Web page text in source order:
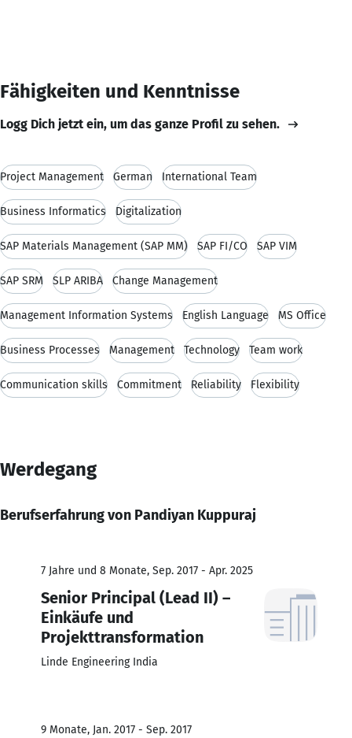
Fähigkeiten und Kenntnisse
Logg Dich jetzt ein, um das ganze Profil zu sehen.
Project Management German International Team
Business Informatics Digitalization
SAP Materials Management (SAP MM) SAP FI/CO SAP VIM
SAP SRM SLP ARIBA Change Management
Management Information Systems English Language MS Office
Business Processes Management Technology Team work
Communication skills Commitment Reliability Flexibility
Werdegang
Berufserfahrung von Pandiyan Kuppuraj
7 Jahre und 8 Monate, Sep. 2017 - Apr. 2025
Senior Principal (Lead II) –
Einkäufe und
Projekttransformation
Linde Engineering India
9 Monate, Jan. 2017 - Sep. 2017